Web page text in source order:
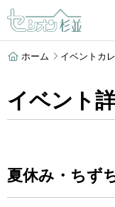
ホーム イベントカ
イベント
夏休み・ちず